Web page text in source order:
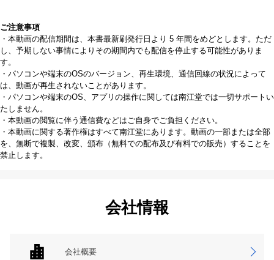
ご注意事項
・本動画の配信期間は、本書最新刷発行日より 5 年間をめどとします。ただ
し、予期しない事情によりその期間内でも配信を停止する可能性がありま
す。
・パソコンや端末のOSのバージョン、再生環境、通信回線の状況によって
は、動画が再生されないことがあります。
・パソコンや端末のOS、アプリの操作に関しては南江堂では一切サポートい
たしません。
・本動画の閲覧に伴う通信費などはご自身でご負担ください。
・本動画に関する著作権はすべて南江堂にあります。動画の一部または全部
を、無断で複製、改変、頒布（無料での配布及び有料での販売）することを
禁止します。
会社情報
会社概要